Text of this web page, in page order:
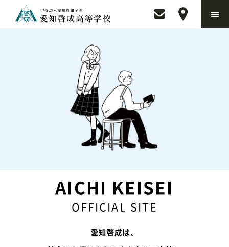
AICHI KEISEI
OFFICIAL SITE
愛知啓成は、